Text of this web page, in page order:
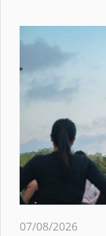
07/08/2026